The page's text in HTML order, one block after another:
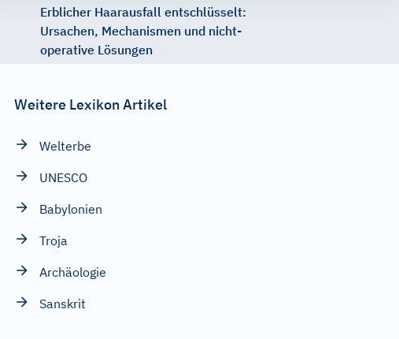
Erblicher Haarausfall entschlüsselt:
Ursachen, Mechanismen und nicht-
operative Lösungen
Weitere Lexikon Artikel
Welterbe
UNESCO
Babylonien
Troja
Archäologie
Sanskrit